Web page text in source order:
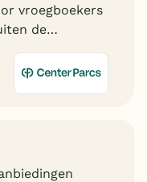
vroegboekers
de